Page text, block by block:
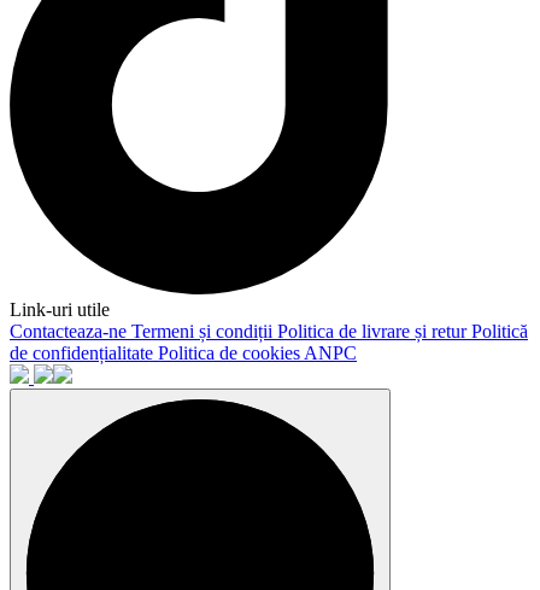
Link-uri utile
Contacteaza-ne Termeni și condiții Politica de livrare și returPolitică
de confidențialitate Politica de cookies ANPC